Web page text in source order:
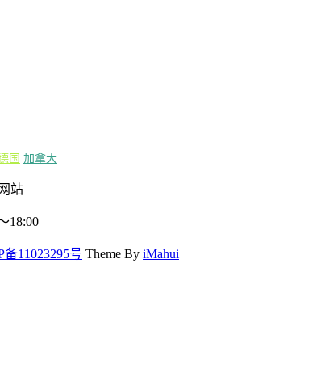
国 加拿大
站
18:00
备11023295号 Theme By iMahui